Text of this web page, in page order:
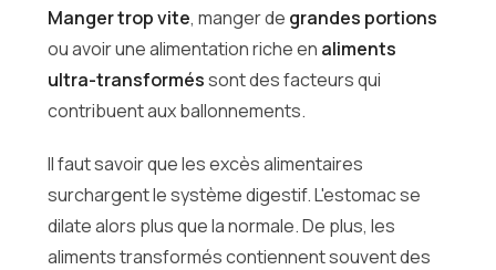
Manger trop vite, manger de grandes portions
ou avoir une alimentation riche en aliments
ultra-transforméssont des facteurs qui
contribuent aux ballonnements.
Il faut savoir que les excès alimentaires
surchargent le système digestif. L'estomac se
dilate alors plus que la normale. De plus, les
aliments transformés contiennent souvent des